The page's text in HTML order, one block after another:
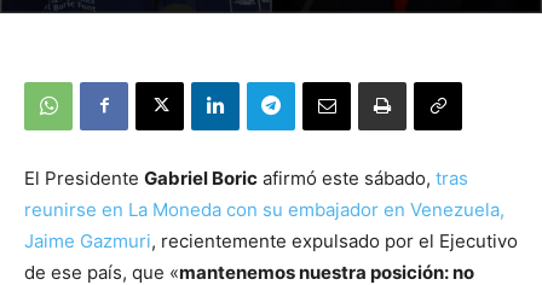
El Presidente Gabriel Boric afirmó este sábado, tras
reunirse en La Moneda con su embajador en Venezuela,
Jaime Gazmuri, recientemente expulsado por el Ejecutivo
de ese país, que «mantenemos nuestra posición: no